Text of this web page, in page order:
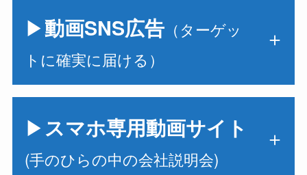
▶動画SNS広告（ターゲッ
トに確実に届ける）
▶スマホ専用動画サイト
(手のひらの中の会社説明会)